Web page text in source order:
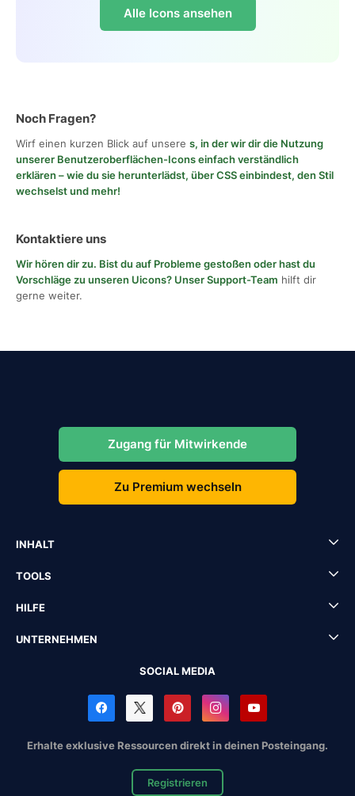
Alle Icons ansehen
Noch Fragen?
Wirf einen kurzen Blick auf unsere s, in der wir dir die Nutzung
unserer Benutzeroberflächen-Icons einfach verständlich
erklären – wie du sie herunterlädst, über CSS einbindest, den Stil
wechselst und mehr!
Kontaktiere uns
Wir hören dir zu. Bist du auf Probleme gestoßen oder hast du
Vorschläge zu unseren Uicons? Unser Support-Team hilft dir
gerne weiter.
Zugang für Mitwirkende
Zu Premium wechseln
INHALT
TOOLS
HILFE
UNTERNEHMEN
SOCIAL MEDIA
Erhalte exklusive Ressourcen direkt in deinen Posteingang.
Registrieren